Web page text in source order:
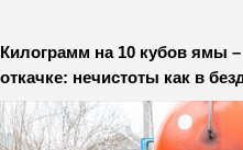
Килограмм на 10 кубов ямы
откачке: нечистоты как в